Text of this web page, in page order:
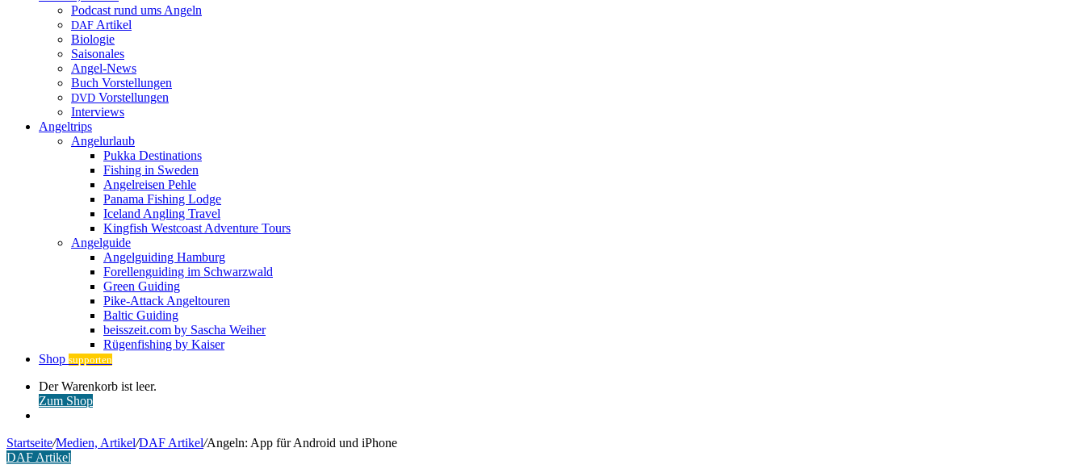
Podcast rund ums Angeln
DAF Artikel
Biologie
Saisonales
Angel-News
Buch Vorstellungen
DVD Vorstellungen
Interviews
Angeltrips
Angelurlaub
Pukka Destinations
Fishing in Sweden
Angelreisen Pehle
Panama Fishing Lodge
Iceland Angling Travel
Kingfish Westcoast Adventure Tours
Angelguide
Angelguiding Hamburg
Forellenguiding im Schwarzwald
Green Guiding
Pike-Attack Angeltouren
Baltic Guiding
beisszeit.com by Sascha Weiher
Rügenfishing by Kaiser
Shop supporten
Warenkorb
ansehen
Der Warenkorb ist leer.
Zum Shop
Startseite/Medien, Artikel/DAF Artikel/Angeln: App für Android und iPhone
DAF Artikel